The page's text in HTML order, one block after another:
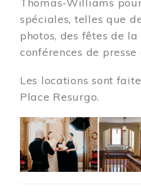
spéciales, telles que
photos, des fêtes de
conférences de presse
Les locations sont
Place Resurgo.
Image